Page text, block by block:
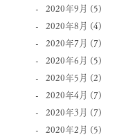
2020年9月 (5)
2020年8月 (4)
2020年7月 (7)
2020年6月 (5)
2020年5月 (2)
2020年4月 (7)
2020年3月 (7)
2020年2月 (5)